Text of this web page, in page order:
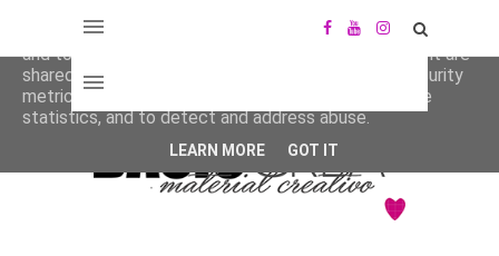
This site uses cookies from Google to deliver its services
and to analyze traffic. Your IP address and user-agent are
shared with Google along with performance and security
metrics to ensure quality of service, generate usage
statistics, and to detect and address abuse.
LEARN MORE GOT IT